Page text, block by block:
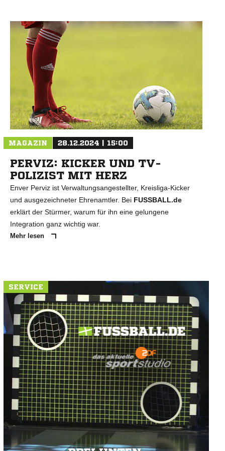
MAGAZIN 28.12.2024 | 15:00
PERVIZ: KICKER UND TV-
POLIZIST MIT HERZ
Enver Perviz ist Verwaltungsangestellter, Kreisliga-Kicker
und ausgezeichneter Ehrenamtler. Bei FUSSBALL.de
erklärt der Stürmer, warum für ihn eine gelungene
Integration ganz wichtig war.
Mehr lesen
SERVICE